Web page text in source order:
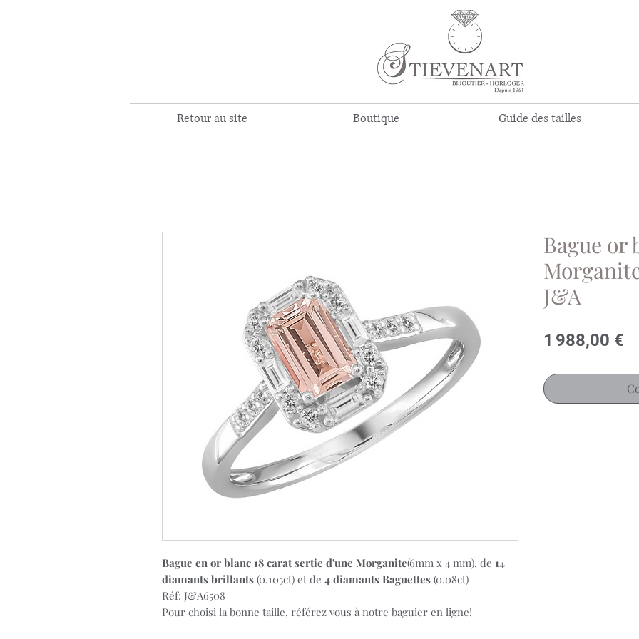
Retour au site Boutique Guide des tailles
Bague en or blanc 18 carat sertie d'une Morganite(6mm x 4 mm), de 14
diamants brillants (0.105ct) et de 4 diamants Baguettes (0.08ct)
Réf: J&A6508
Pour choisi la bonne taille, référez vous à notre baguier en ligne!
Bague or
J&A
1 988,00 €